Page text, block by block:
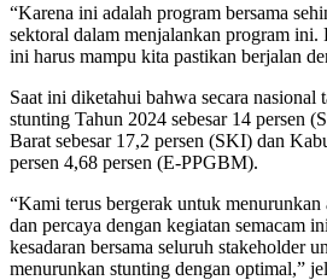
“Karena ini adalah program bersama
sektoral dalam menjalankan program ini.
ini harus mampu kita pastikan berjalan
Saat ini diketahui bahwa secara nasional
stunting Tahun 2024 sebesar 14 persen
Barat sebesar 17,2 persen (SKI) dan
persen 4,68 persen (E-PPGBM).
“Kami terus bergerak untuk
dan percaya dengan kegiatan semacam
kesadaran bersama seluruh stakeholder
menurunkan stunting dengan optimal,”